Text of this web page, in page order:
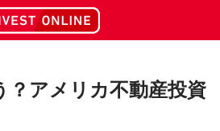
？アメリカ不動産投資